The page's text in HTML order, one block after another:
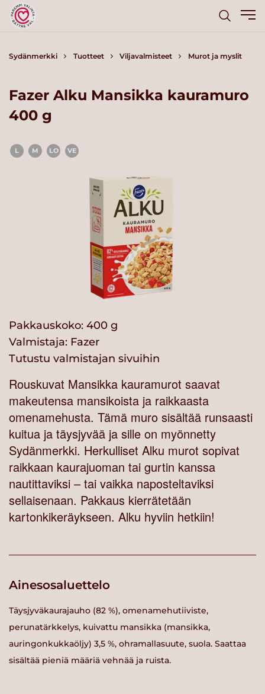
Sydänmerkki Tuotteet Viljavalmisteet Murot ja myslit
Fazer Alku Mansikka kauramuro
400 g
L M LO VE
Pakkauskoko: 400 g
Valmistaja: Fazer
Tutustu valmistajan sivuihin
Rouskuvat Mansikka kauramurot saavat
makeutensa mansikoista ja raikkaasta
omenamehusta. Tämä muro sisältää runsaasti
kuitua ja täysjyvää ja sille on myönnetty
Sydänmerkki. Herkulliset Alku murot sopivat
raikkaan kaurajuoman tai gurtin kanssa
nautittaviksi – tai vaikka naposteltaviksi
sellaisenaan. Pakkaus kierrätetään
kartonkikeräykseen. Alku hyviin hetkiin!
Ainesosaluettelo
Täysjyväkaurajauho (82 %), omenamehutiiviste,
perunatärkkelys, kuivattu mansikka (mansikka,
auringonkukkaöljy) 3,5 %, ohramallasuute, suola. Saattaa
sisältää pieniä määriä vehnää ja ruista.